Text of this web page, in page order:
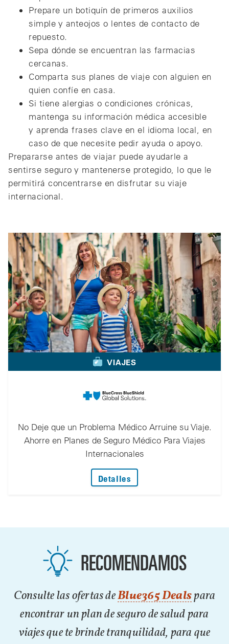
Prepare un botiquín de primeros auxilios
simple y anteojos o lentes de contacto de
repuesto.
Sepa dónde se encuentran las farmacias
cercanas.
Comparta sus planes de viaje con alguien en
quien confíe en casa.
Si tiene alergias o condiciones crónicas,
mantenga su información médica accesible
y aprenda frases clave en el idioma local, en
caso de que necesite pedir ayuda o apoyo.
Prepararse antes de viajar puede ayudarle a
sentirse seguro y mantenerse protegido, lo que le
permitirá concentrarse en disfrutar su viaje
internacional.
VIAJES
No Deje que un Problema Médico Arruine su Viaje.
Ahorre en Planes de Seguro Médico Para Viajes
Internacionales
Detalles
RECOMENDAMOS
Consulte las ofertas deBlue365 Deals para
encontrar un plan de seguro de salud para
viajes que te brinde tranquilidad, para que